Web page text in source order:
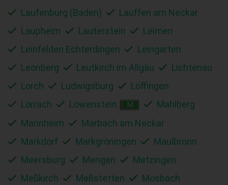
Laufenburg (Baden)
Lauffen am Neckar
Laupheim
Lauterstein
Leimen
Leinfelden Echterdingen
Leingarten
Leonberg
Leutkirch im Allgäu
Lichtenau
Lorch
Ludwigsburg
Löffingen
Lörrach
Löwenstein M
Mahlberg
Mannheim
Marbach am Neckar
Markdorf
Markgröningen
Maulbronn
Meersburg
Mengen
Metzingen
Meßkirch
Meßstetten
Mosbach